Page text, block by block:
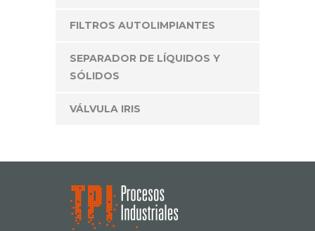
FILTROS AUTOLIMPIANTES
SEPARADOR DE LÍQUIDOS Y
SÓLIDOS
VÁLVULA IRIS